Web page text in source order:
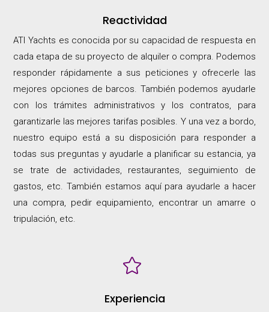
Reactividad
ATI Yachts es conocida por su capacidad de respuesta en
cada etapa de su proyecto de alquiler o compra. Podemos
responder rápidamente a sus peticiones y ofrecerle las
mejores opciones de barcos. También podemos ayudarle
con los trámites administrativos y los contratos, para
garantizarle las mejores tarifas posibles. Y una vez a bordo,
nuestro equipo está a su disposición para responder a
todas sus preguntas y ayudarle a planificar su estancia, ya
se trate de actividades, restaurantes, seguimiento de
gastos, etc. También estamos aquí para ayudarle a hacer
una compra, pedir equipamiento, encontrar un amarre o
tripulación, etc.

Experiencia